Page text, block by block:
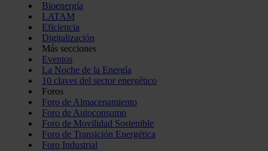
Bioenergía
LATAM
Eficiencia
Digitalización
Más secciones
Eventos
La Noche de la Energía
10 claves del sector energético
Foros
Foro de Almacenamiento
Foro de Autoconsumo
Foro de Movilidad Sostenible
Foro de Transición Energética
Foro Industrial